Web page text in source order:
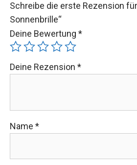
Schreibe die erste Rezension
Sonnenbrille“
Deine Bewertung *
Deine Rezension *
Name *